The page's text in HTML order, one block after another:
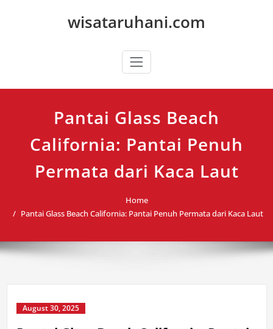
wisataruhani.com
Pantai Glass Beach
California: Pantai Penuh
Permata dari Kaca Laut
Home
Pantai Glass Beach California: Pantai Penuh Permata dari Kaca Laut
August 30, 2025